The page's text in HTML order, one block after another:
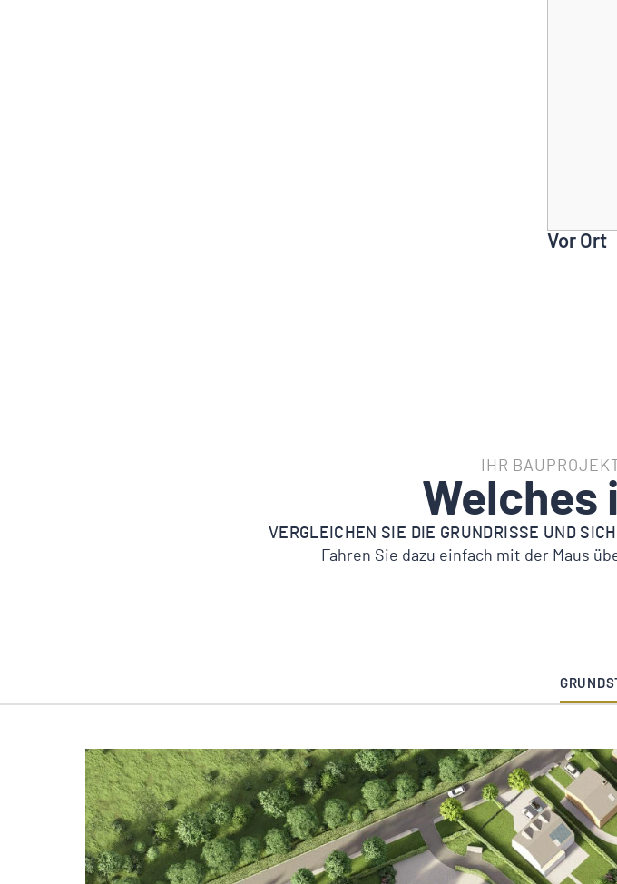
Vor Ort
IHR
Welches
VERGLEICHEN SIE DIE GRUNDRISSE UND
Fahren Sie dazu einfach mit der Maus